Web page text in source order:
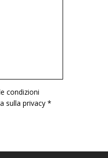
condizioni
sulla privacy *